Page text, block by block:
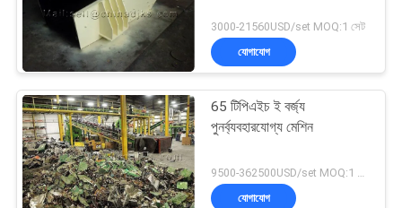
3000-21560USD/set MOQ:1 সেট
যোগাযোগ
65 টিপিএইচ ই বর্জ্য
পুনর্ব্যবহারযোগ্য মেশিন
যোগাযোগ